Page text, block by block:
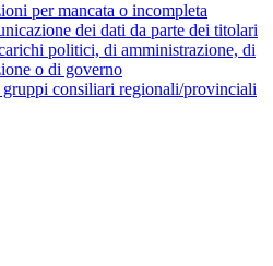
per mancata o incompleta
dei dati da parte dei titolari
politici, di amministrazione, di
o di governo
consiliari regionali/provinciali